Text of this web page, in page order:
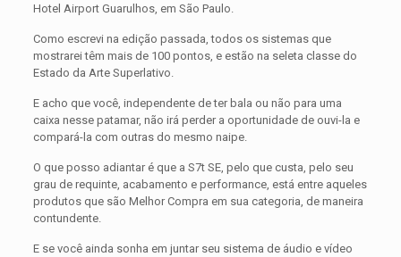
Hotel Airport Guarulhos, em São Paulo.
Como escrevi na edição passada, todos os sistemas que
mostrarei têm mais de 100 pontos, e estão na seleta classe do
Estado da Arte Superlativo.
E acho que você, independente de ter bala ou não para uma
caixa nesse patamar, não irá perder a oportunidade de ouvi-la e
compará-la com outras do mesmo naipe.
O que posso adiantar é que a S7t SE, pelo que custa, pelo seu
grau de requinte, acabamento e performance, está entre aqueles
produtos que são Melhor Compra em sua categoria, de maneira
contundente.
E se você ainda sonha em juntar seu sistema de áudio e vídeo